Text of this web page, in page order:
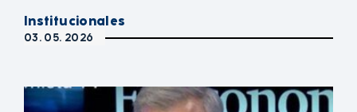
Institucionales
03. 05. 2026